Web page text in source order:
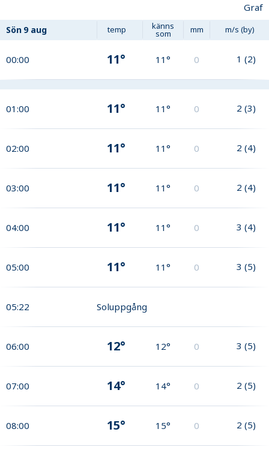
Graf
Sön 9 aug temp känns
som mm m/s (by)
00:00 11° 11° 0 1 (2)
01:00 11° 11° 0 2 (3)
02:00 11° 11° 0 2 (4)
03:00 11° 11° 0 2 (4)
04:00 11° 11° 0 3 (4)
05:00 11° 11° 0 3 (5)
05:22 Soluppgång
06:00 12° 12° 0 3 (5)
07:00 14° 14° 0 2 (5)
08:00 15° 15° 0 2 (5)